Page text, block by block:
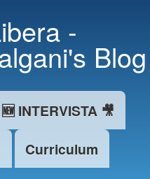
-
Blog
🆕 INTERVISTA 🎥
Curriculum